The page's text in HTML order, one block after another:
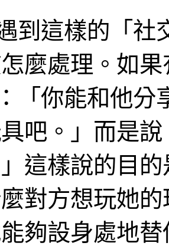
到這樣的「社
麼處理。如
「你能和他分
吧。」而是
這樣說的目
對方想玩她
夠設身處地